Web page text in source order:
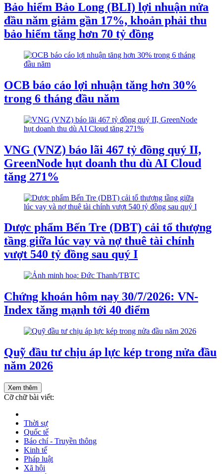
Bảo hiểm Bảo Long (BLI) lợi nhuận nửa
đầu năm giảm gần 17%, khoản phải thu
bảo hiểm tăng hơn 70 tỷ đồng
OCB báo cáo lợi nhuận tăng hơn 30%
trong 6 tháng đầu năm
VNG (VNZ) báo lãi 467 tỷ đồng quý II,
GreenNode hụt doanh thu dù AI Cloud
tăng 271%
Dược phẩm Bến Tre (DBT) cải tổ thượng
tầng giữa lúc vay và nợ thuê tài chính
vượt 540 tỷ đồng sau quý I
Chứng khoán hôm nay 30/7/2026: VN-
Index tăng mạnh tới 40 điểm
Quỹ đầu tư chịu áp lực kép trong nửa đầu
năm 2026
Xem thêm
Cỡ chữ bài viết:
Thời sự
Quốc tế
Báo chí - Truyền thông
Kinh tế
Pháp luật
Xã hội